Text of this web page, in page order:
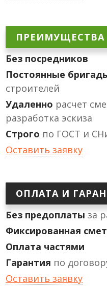
ПРЕИМУЩЕСТВА
Без посредников
Постоянные
строителей
Удаленно расчет
разработка эскиза
Строго по ГОСТ и
Оставить заявку
ОПЛАТА И
Без предоплаты за
Фиксированная
Оплата частями
Гарантия по
Оставить заявку